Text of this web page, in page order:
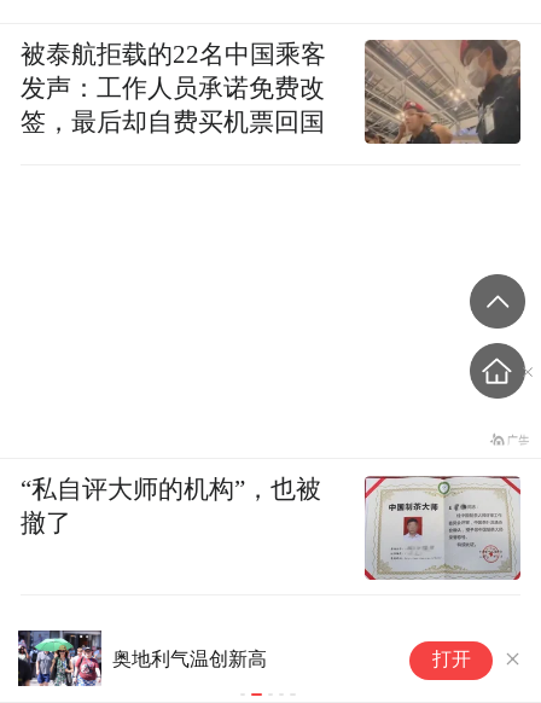
奥地利气温创新高 打开
被泰航拒载的22名中国乘客
发声：工作人员承诺免费改
签，最后却自费买机票回国
“私自评大师的机构”，也被
撤了